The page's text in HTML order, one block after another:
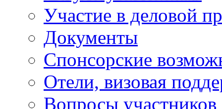
Участие в деловой
Документы
Спонсорские
Отели, визовая
Вопросы участников